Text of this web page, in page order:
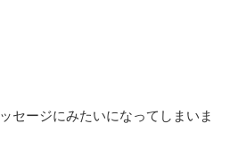
セージにみたいになってしまいま